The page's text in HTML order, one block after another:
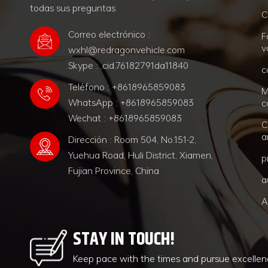
todas sus preguntas
Correo electrónico :
wxhl@redragonvehicle.com
Skype : .cid.76182791da11840
Teléfono : +8618965859083
WhatsApp : +8618965859083
Wechat : +8618965859083
Dirección : Room 504, No.151-2,
Yuehua Road, Huli District, Xiamen,
Fujian Province, China
STAY IN TOUCH!
Keep pace with the times and pursue